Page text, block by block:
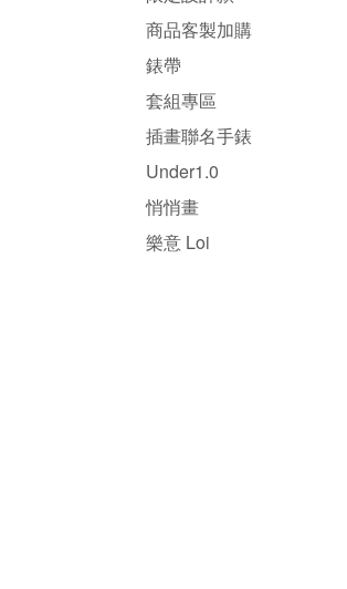
商品客製加購
錶帶
套組專區
插畫聯名手錶
Under1.0
悄悄畫
樂意 Loi